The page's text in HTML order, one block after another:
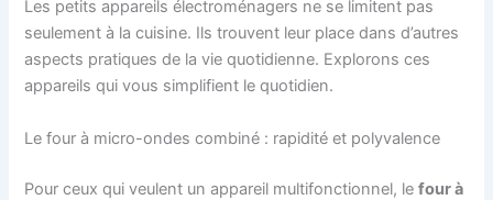
Les petits appareils électroménagers ne se limitent pas
seulement à la cuisine. Ils trouvent leur place dans d’autres
aspects pratiques de la vie quotidienne. Explorons ces
appareils qui vous simplifient le quotidien.
Le four à micro-ondes combiné : rapidité et polyvalence
Pour ceux qui veulent un appareil multifonctionnel, lefour à